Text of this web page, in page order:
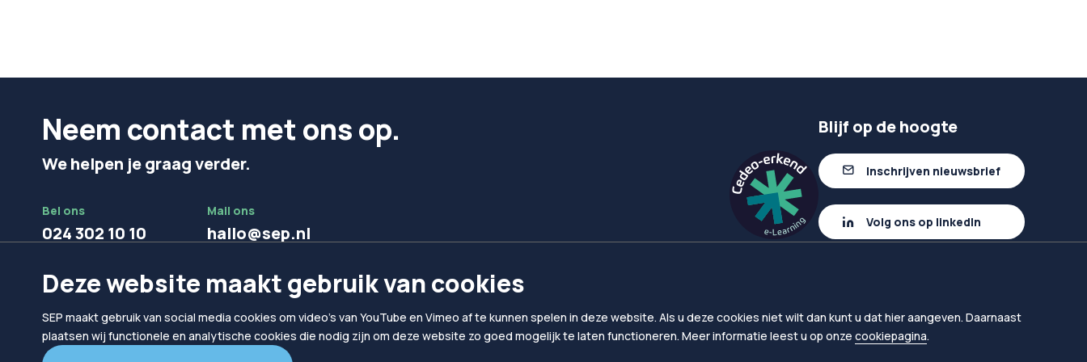
Neem contact met ons op.
We helpen je graag verder.
Bel ons
024 302 10 10
Mail ons
hallo@sep.nl
Blijf op de hoogte
Inschrijven nieuwsbrief
Volg ons op linkedIn
© 2026 SEP Privacy & Cookies Algemene voorwaarden Proclaimer Toegankelijkheid leermiddelen
Deze website maakt gebruik van cookies
SEP maakt gebruik van social media cookies om video's van YouTube en Vimeo af te kunnen spelen in deze website. Als u deze cookies niet wilt dan kunt u dat hier aangeven. Daarnaast
plaatsen wij functionele en analytische cookies die nodig zijn om deze website zo goed mogelijk te laten functioneren. Meer informatie leest u op onze cookiepagina.